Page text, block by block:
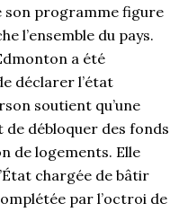
son programme figure
l’ensemble du pays.
a été
déclarer l’état
soutient qu’une
débloquer des fonds
de logements. Elle
chargée de bâtir
par l’octroi de